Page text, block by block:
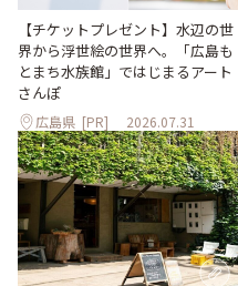
【チケットプレゼント】水辺の世
界から浮世絵の世界へ。「広島も
とまち水族館」ではじまるアート
さんぽ
広島県 [PR] 2026.07.31